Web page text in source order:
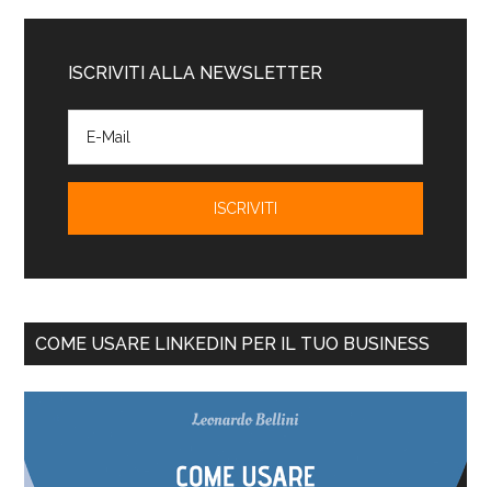
ISCRIVITI ALLA NEWSLETTER
COME USARE LINKEDIN PER IL TUO BUSINESS